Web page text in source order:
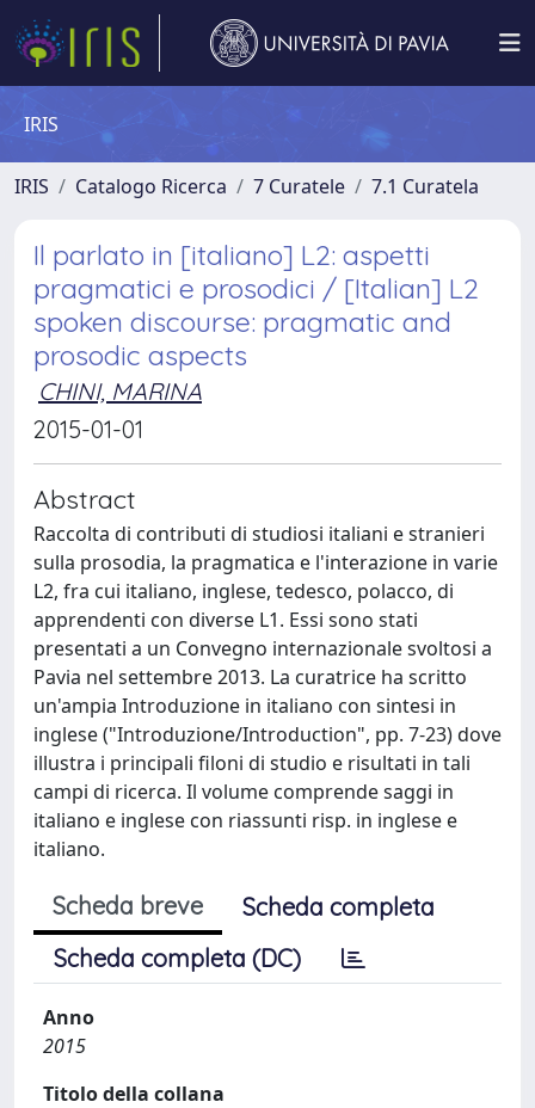
IRIS
IRIS Catalogo Ricerca 7 Curatele 7.1 Curatela
Il parlato in [italiano] L2: aspetti
pragmatici e prosodici / [Italian] L2
spoken discourse: pragmatic and
prosodic aspects
CHINI, MARINA
2015-01-01
Abstract
Raccolta di contributi di studiosi italiani e stranieri
sulla prosodia, la pragmatica e l'interazione in varie
L2, fra cui italiano, inglese, tedesco, polacco, di
apprendenti con diverse L1. Essi sono stati
presentati a un Convegno internazionale svoltosi a
Pavia nel settembre 2013. La curatrice ha scritto
un'ampia Introduzione in italiano con sintesi in
inglese ("Introduzione/Introduction", pp. 7-23) dove
illustra i principali filoni di studio e risultati in tali
campi di ricerca. Il volume comprende saggi in
italiano e inglese con riassunti risp. in inglese e
italiano.
Scheda breve
Scheda completa
Scheda completa (DC)
Anno
2015
Titolo della collana